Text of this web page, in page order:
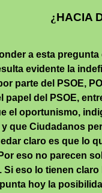
¿HACIA
a esta
evidente la
parte del PSOE,
papel del PSOE,
el oportunismo,
y que Ciudadanos
claro es que lo
eso no parecen
eso lo tienen claro
hoy la